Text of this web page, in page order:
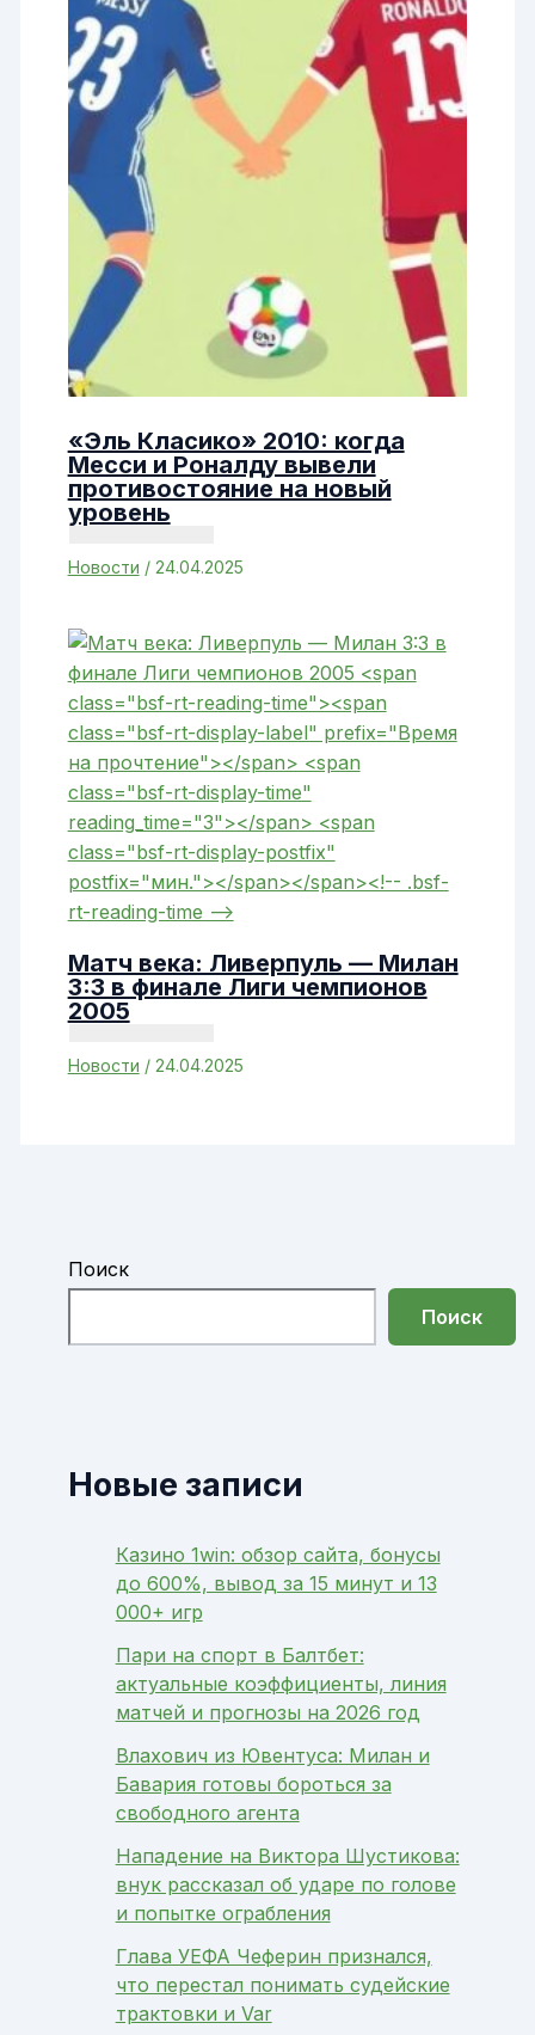
«Эль Класико» 2010: когда
Месси и Роналду вывели
противостояние на новый
уровень
Новости / 24.04.2025
Матч века: Ливерпуль — Милан
3:3 в финале Лиги чемпионов
2005
Новости / 24.04.2025
Поиск
Поиск
Новые записи
Казино 1win: обзор сайта, бонусы
до 600%, вывод за 15 минут и 13
000+ игр
Пари на спорт в Балтбет:
актуальные коэффициенты, линия
матчей и прогнозы на 2026 год
Влахович из Ювентуса: Милан и
Бавария готовы бороться за
свободного агента
Нападение на Виктора Шустикова:
внук рассказал об ударе по голове
и попытке ограбления
Глава УЕФА Чеферин признался,
что перестал понимать судейские
трактовки и Var